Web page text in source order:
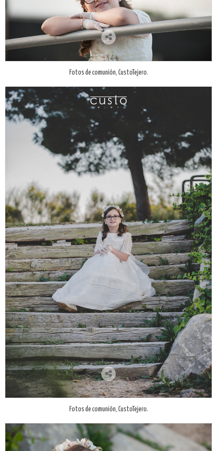
Fotos de comunión, CustoTejero.
Fotos de comunión, CustoTejero.